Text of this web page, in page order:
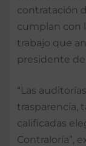
contratación
cumplan con
trabajo que
presidente
“Las
trasparencia,
calificadas
Contraloría”,